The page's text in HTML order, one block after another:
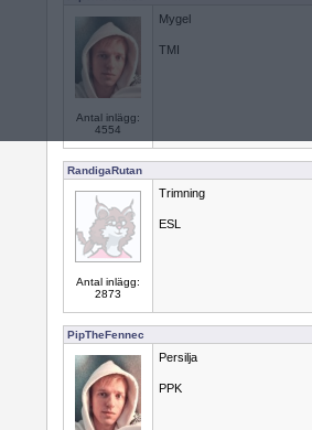
Antal inlägg:
4554
Mygel
TMI
RandigaRutan
Antal inlägg:
2873
Trimning
ESL
PipTheFennec
Persilja
PPK